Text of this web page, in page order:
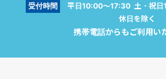
受付時間
平日10:00～17:30 土・祝日
休日を除く
携帯電話からもご利用い